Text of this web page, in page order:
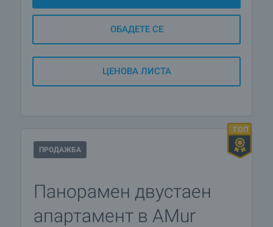
ОБАДЕТЕ СЕ
ЦЕНОВА ЛИСТА
ПРОДАЖБА
Панорамен двустаен
апартамент в AMur